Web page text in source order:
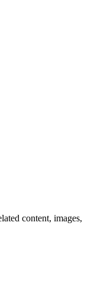
content, images,